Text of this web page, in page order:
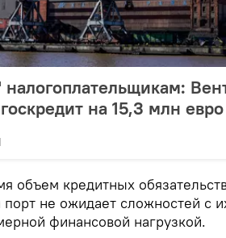
на 15,3 млн евро
объем кредитных
не ожидает сложностей с
финансовой нагрузкой.